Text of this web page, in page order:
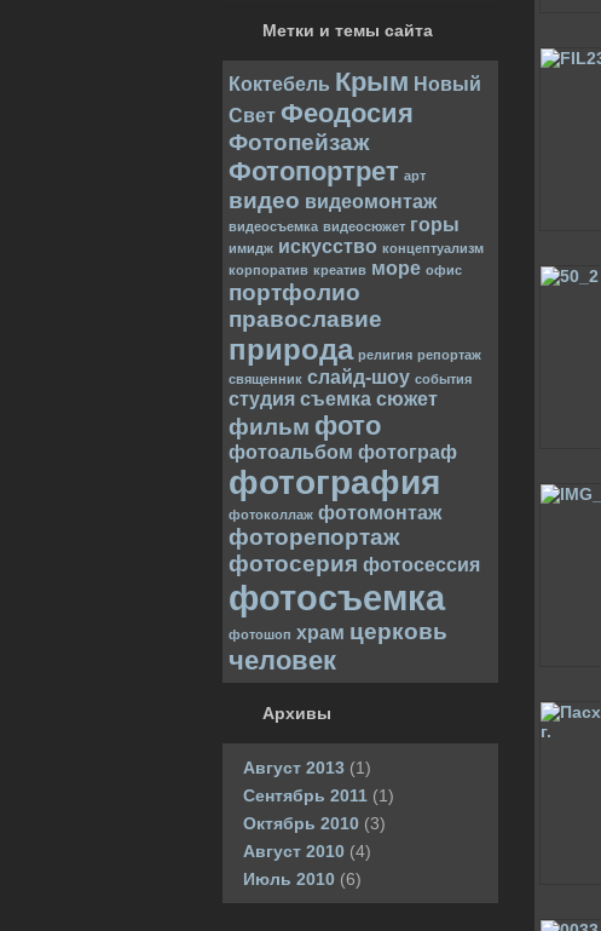
Метки и темы сайта
Коктебель Крым Новый
Свет Феодосия
Фотопейзаж
Фотопортрет арт
видео видеомонтаж
видеосъемка видеосюжет горы
имидж искусство концептуализм
корпоратив креатив море офис
портфолио
православие
природа религия репортаж
священник слайд-шоу события
студия съемка сюжет
фильм фото
фотоальбом фотограф
фотография
фотоколлаж фотомонтаж
фоторепортаж
фотосерия фотосессия
фотосъемка
фотошоп храм церковь
человек
Архивы
Август 2013 (1)
Сентябрь 2011 (1)
Октябрь 2010 (3)
Август 2010 (4)
Июль 2010 (6)